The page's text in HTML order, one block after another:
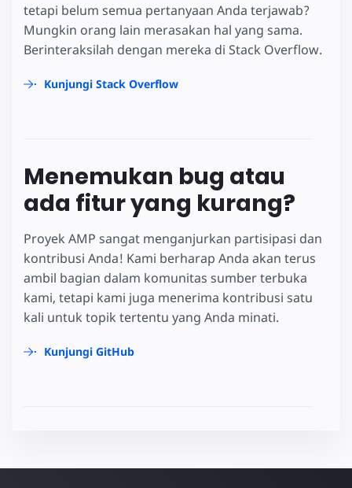
tetapi belum semua pertanyaan Anda terjawab?
Mungkin orang lain merasakan hal yang sama.
Berinteraksilah dengan mereka di Stack Overflow.
Kunjungi Stack Overflow
Menemukan bug atau
ada fitur yang kurang?
Proyek AMP sangat menganjurkan partisipasi dan
kontribusi Anda! Kami berharap Anda akan terus
ambil bagian dalam komunitas sumber terbuka
kami, tetapi kami juga menerima kontribusi satu
kali untuk topik tertentu yang Anda minati.
Kunjungi GitHub